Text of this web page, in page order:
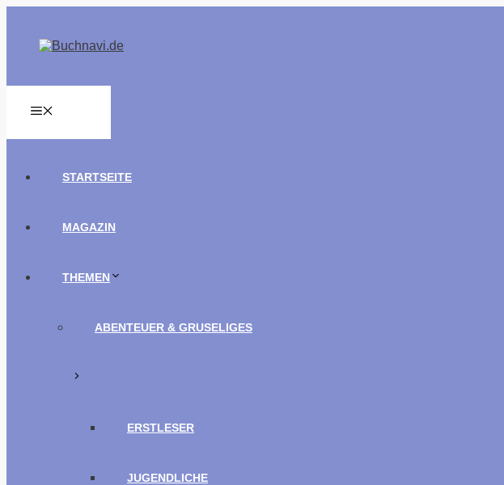
springen
STARTSEITE
MAGAZIN
THEMEN
ABENTEUER & GRUSELIGES
ERSTLESER
JUGENDLICHE